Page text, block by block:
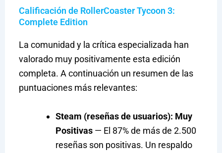
Calificación de RollerCoaster Tycoon 3:
Complete Edition
La comunidad y la crítica especializada han
valorado muy positivamente esta edición
completa. A continuación un resumen de las
puntuaciones más relevantes:
Steam (reseñas de usuarios): Muy
Positivas— El 87% de más de 2.500
reseñas son positivas. Un respaldo